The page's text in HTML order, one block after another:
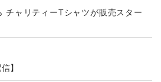
チャリティーTシャツが販売スター
】